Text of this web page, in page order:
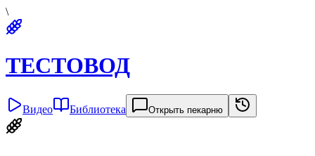
\
ТЕСТОВОД
Видео Библиотека Открыть пекарню